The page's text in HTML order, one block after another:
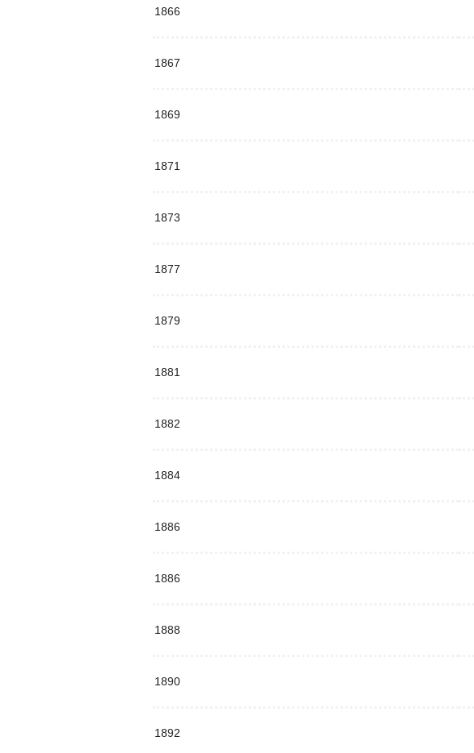
1866
1867
1869
1871
1873
1877
1879
1881
1882
1884
1886
1886
1888
1890
1892